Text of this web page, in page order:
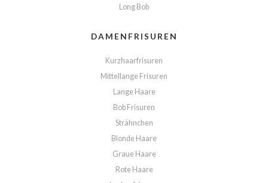
Long Bob
DAMENFRISUREN
Kurzhaarfrisuren
Mittellange Frisuren
Lange Haare
Bob Frisuren
Strähnchen
Blonde Haare
Graue Haare
Rote Haare